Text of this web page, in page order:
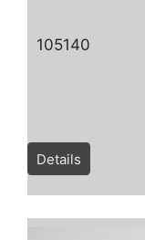
105140
Details